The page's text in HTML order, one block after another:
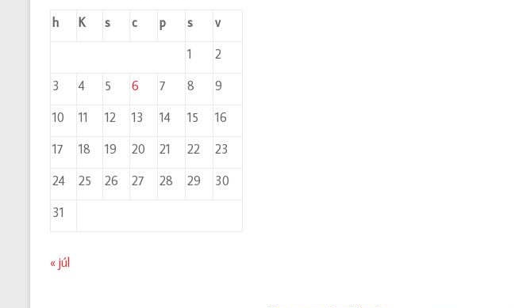
h
K s c p s
v
1
2
3
4 5 6 7 8
9
10
11 12 13 14 15
16
17
18 19 20 21 22
23
24
25 26 27 28 29
30
31
« júl